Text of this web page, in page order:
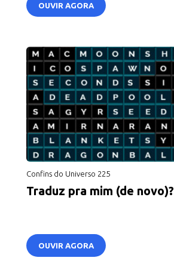
OUVIR AGORA
Confins do Universo 225
Traduz pra mim (de novo)?
OUVIR AGORA